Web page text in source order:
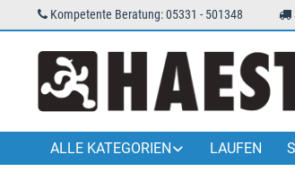
Kompetente Beratung: 05331 - 501348
ALLE KATEGORIEN LAUFEN